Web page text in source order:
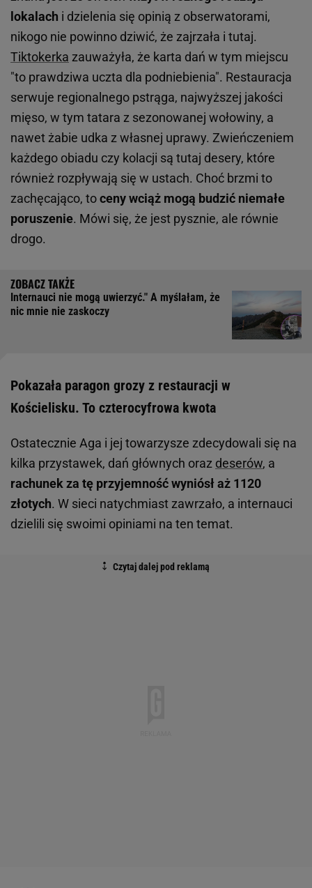
lokalach i dzielenia się opinią z obserwatorami,
nikogo nie powinno dziwić, że zajrzała i tutaj.
Tiktokerka zauważyła, że karta dań w tym miejscu
"to prawdziwa uczta dla podniebienia". Restauracja
serwuje regionalnego pstrąga, najwyższej jakości
mięso, w tym tatara z sezonowanej wołowiny, a
nawet żabie udka z własnej uprawy. Zwieńczeniem
każdego obiadu czy kolacji są tutaj desery, które
również rozpływają się w ustach. Choć brzmi to
zachęcająco, toceny wciąż mogą budzić niemałe
poruszenie. Mówi się, że jest pysznie, ale równie
drogo.
Internauci nie mogą uwierzyć." A myślałam, że
nic mnie nie zaskoczy
Pokazała paragon grozy z restauracji w
Kościelisku. To czterocyfrowa kwota
Ostatecznie Aga i jej towarzysze zdecydowali się na
kilka przystawek, dań głównych oraz deserów, a
rachunek za tę przyjemność wyniósł aż 1120
złotych. W sieci natychmiast zawrzało, a internauci
dzielili się swoimi opiniami na ten temat.